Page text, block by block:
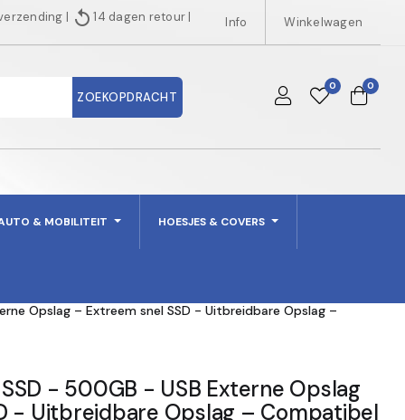
| replay14 dagen retour | Info Winkelwagen
ZOEKOPDRACHT
0 0
& MOBILITEIT HOESJES & COVERS
Opslag – Extreem snel SSD - Uitbreidbare Opslag –
- 500GB - USB Externe Opslag
- Uitbreidbare Opslag – Compatibel